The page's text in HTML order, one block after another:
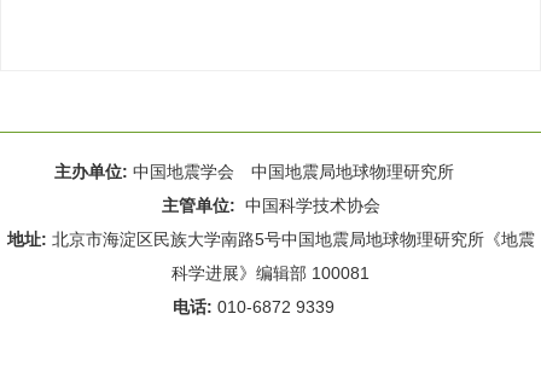
主办单位: 中国地震学会 中国地震局地球物理研究所
主管单位: 中国科学技术协会
地址: 北京市海淀区民族大学南路5号中国地震局地球物理研究所《地震
科学进展》编辑部 100081
电话: 010-6872 9339